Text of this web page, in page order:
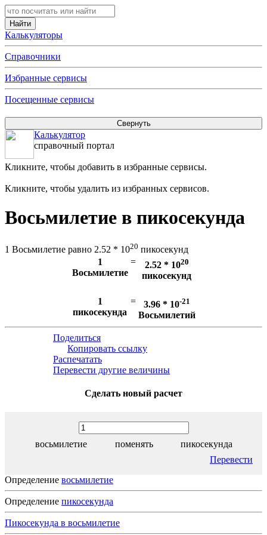
Калькуляторы
Справочники
Избранные сервисы
Посещенные сервисы
Калькулятор
справочный портал
Кликните, чтобы добавить в избранные сервисы.
Кликните, чтобы удалить из избранных сервисов.
Восьмилетие в пикосекунда
1 Восьмилетие равно 2.52 * 1020 пикосекунд
1
Восьмилетие
= 2.52 * 1020
пикосекунд
1
пикосекунда
= 3.96 * 10-21
Восьмилетий
Поделиться
Копировать ссылку
Распечатать
Перевести другие величины
Сделать новый расчет
восьмилетие поменять
пикосекунда
Перевести
Определение восьмилетие
Определение пикосекунда
Пикосекунда в восьмилетие